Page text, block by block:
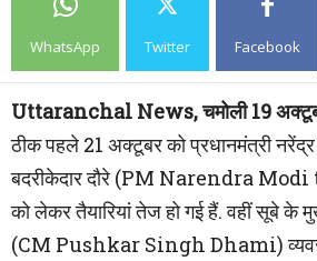
WhatsApp Twitter Facebook
Uttaranchal News, चमोली 19
ठीक पहले 21 अक्टूबर को प्रधानमंत्री नरेंद्र
बदरीकेदार दौरे (PM Narendra
को लेकर तैयारियां तेज हो गई हैं. वहीं सूबे के
(CM Pushkar Singh Dhami)